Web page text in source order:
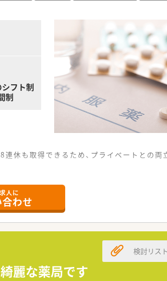
宅医療に取り組む体制があります。
した給与提示が行われます。
最高600万円超も目指せます。
たい方に最適な環境の求人です。
フト制
制
休も取得できるため、プライベートとの両
常に高い調剤薬局です。
け付けております。
枚数は確認中です。
ずは気軽にご相談いただけます。
調性を持って働ける方を求めています。
たいという若い世代の方も大歓迎です。
人に
わせ
麗な薬局です
検討リス